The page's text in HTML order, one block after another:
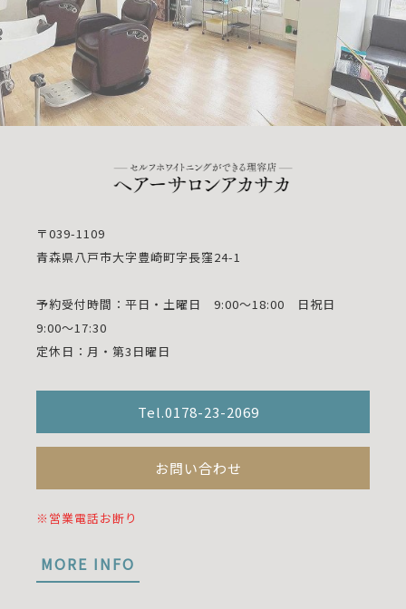
〒039-1109
青森県八戸市大字豊崎町字長窪24-1
予約受付時間：平日・土曜日 9:00～18:00 日祝日
9:00～17:30
定休日：月・第3日曜日
Tel.0178-23-2069
お問い合わせ
※営業電話お断り
MORE INFO